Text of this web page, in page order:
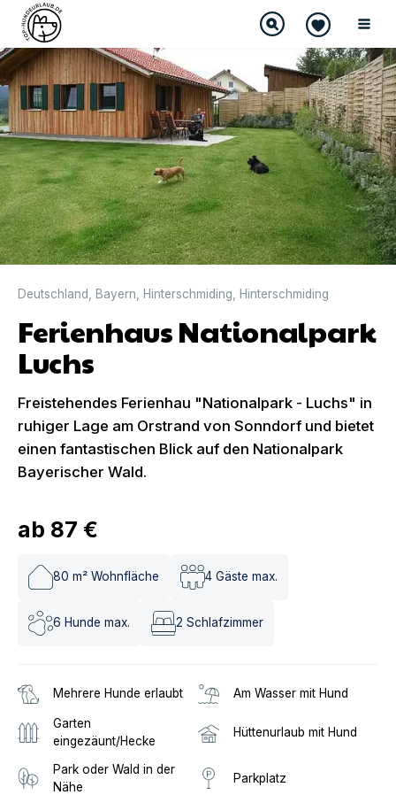
Deutschland Bayern Hinterschmiding Hinterschmiding
Ferienhaus Nationalpark
Luchs
Freistehendes Ferienhau "Nationalpark - Luchs" in
ruhiger Lage am Orstrand von Sonndorf und bietet
einen fantastischen Blick auf den Nationalpark
Bayerischer Wald.
ab 87 €
80 m² Wohnfläche 4 Gäste max.
6 Hunde max. 2 Schlafzimmer
Mehrere Hunde erlaubt Am Wasser mit Hund
Garten
eingezäunt/Hecke
Hüttenurlaub mit Hund
Park oder Wald in der
Nähe
Parkplatz